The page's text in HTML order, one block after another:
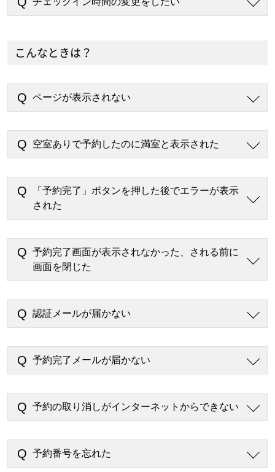
こんなときは？
ページが表示されない
空室ありで予約したのに満室と表示された
「予約完了」ボタンを押した後でエラーが表示
された
予約完了画面が表示されなかった、される前に
画面を閉じた
認証メールが届かない
予約完了メールが届かない
予約の取り消しがインターネットからできない
予約番号を忘れた